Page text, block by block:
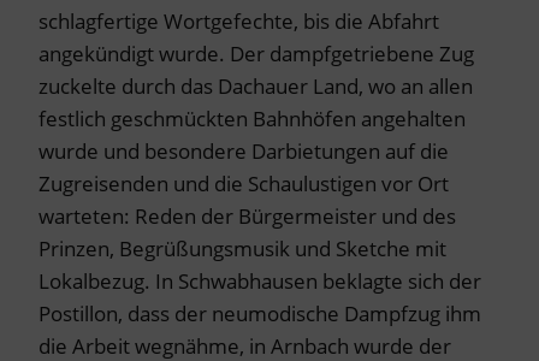
schlagfertige Wortgefechte, bis die Abfahrt
angekündigt wurde. Der dampfgetriebene Zug
zuckelte durch das Dachauer Land, wo an allen
festlich geschmückten Bahnhöfen angehalten
wurde und besondere Darbietungen auf die
Zugreisenden und die Schaulustigen vor Ort
warteten: Reden der Bürgermeister und des
Prinzen, Begrüßungsmusik und Sketche mit
Lokalbezug. In Schwabhausen beklagte sich der
Postillon, dass der neumodische Dampfzug ihm
die Arbeit wegnähme, in Arnbach wurde der